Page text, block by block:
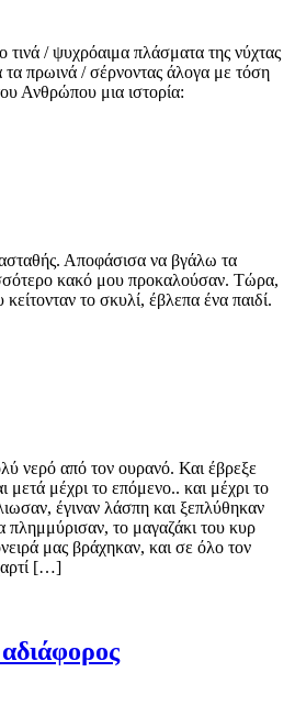
τινά / ψυχρόαιμα πλάσματα της νύχτας
τα πρωινά / σέρνοντας άλογα με τόση
Ανθρώπου μια ιστορία:
Αποφάσισα να βγάλω τα
κακό μου προκαλούσαν. Τώρα,
το σκυλί, έβλεπα ένα παιδί.
νερό από τον ουρανό. Και έβρεξε
μετά μέχρι το επόμενο.. και μέχρι το
έγιναν λάσπη και ξεπλύθηκαν
πλημμύρισαν, το μαγαζάκι του κυρ
μας βράχηκαν, και σε όλο τον
[…]